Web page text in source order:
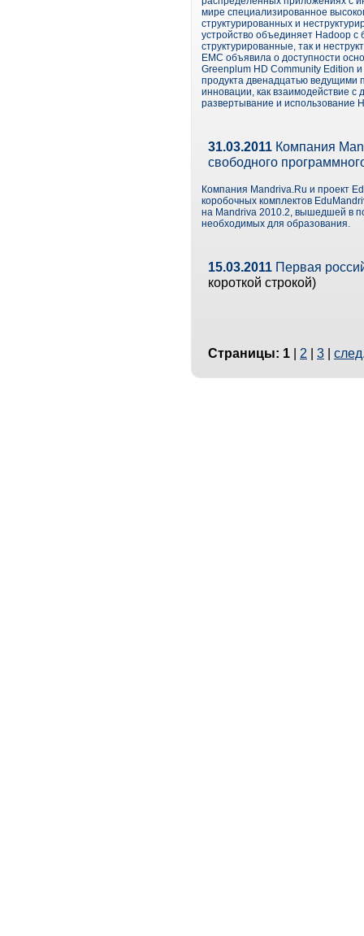
мире специализированное
структурированных и
устройство объединяет Hadoop
структурированные, так и
EMC объявила о доступности
Greenplum HD Community Edition
продукта двенадцатью ведущими
инновации, как взаимодействие
развертывание и использование
31.03.2011 Компания
свободного
Компания Mandriva.Ru и проект
коробочных комплектов
на Mandriva 2010.2, вышедшей в
необходимых для образования.
15.03.2011 Первая
короткой строкой)
Страницы: 1 | 2 | 3 |